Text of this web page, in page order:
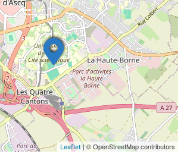
Leaflet | © OpenStreetMap contributors